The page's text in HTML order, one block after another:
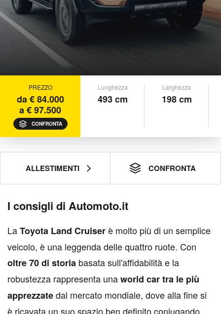
PREZZO
da € 84.000
a € 97.500
CONFRONTA
Lunghezza
493 cm
Larghezza
198 cm
ALLESTIMENTI CONFRONTA
I consigli di Automoto.it
LaToyota Land Cruiserè molto più di un semplice
veicolo, è una leggenda delle quattro ruote. Con
oltre 70 di storia basata sull'affidabilità e la
robustezza rappresenta unaworld car tra le più
apprezzatedal mercato mondiale, dove alla fine si
è ricavata un suo spazio ben definito coniugando